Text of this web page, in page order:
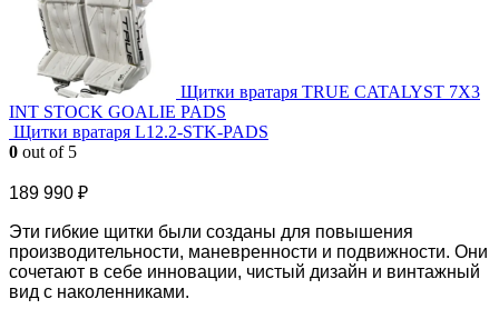
Щитки вратаря TRUE CATALYST 7X3
INT STOCK GOALIE PADS
Щитки вратаря L12.2-STK-PADS
0 out of 5
189 990 ₽
Эти гибкие щитки были созданы для повышения
производительности, маневренности и подвижности. Они
сочетают в себе инновации, чистый дизайн и винтажный
вид с наколенниками.